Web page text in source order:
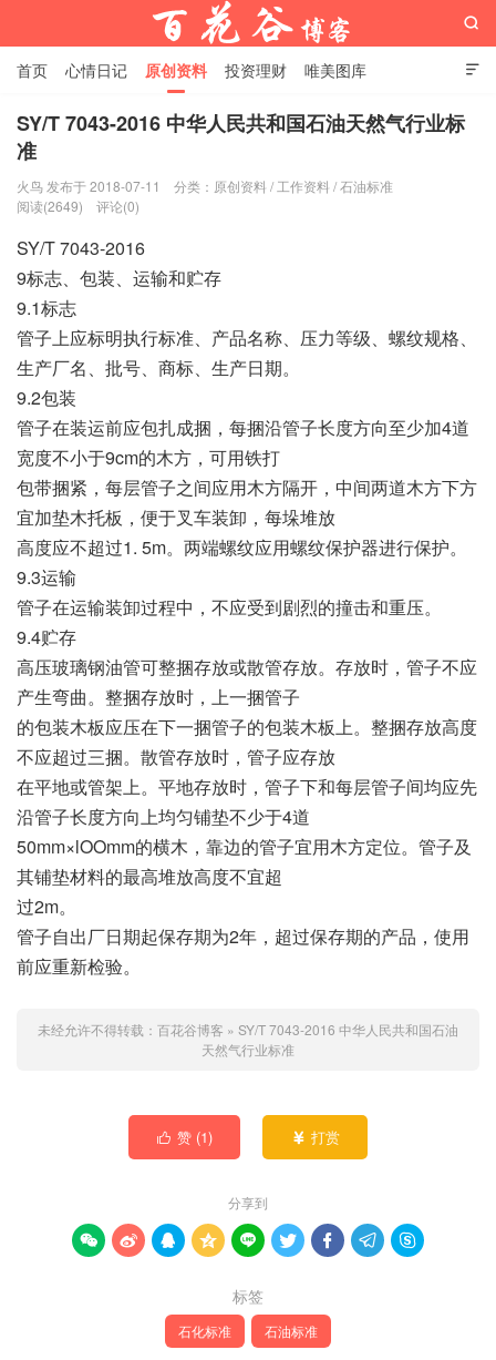
百花谷博客

首页 心情日记 原创资料 投资理财 唯美图库
影音视频 工作照片 Python代码

SY/T 7043-2016 中华人民共和国石油天然气行业标
准
火鸟 发布于 2018-07-11 分类： 原创资料 / 工作资料 /石油标准
阅读(2649)
评论(0)
SY/T 7043-2016
9标志、包装、运输和贮存
9.1标志
管子上应标明执行标准、产品名称、压力等级、螺纹规格、
生产厂名、批号、商标、生产日期。
9.2包装
管子在装运前应包扎成捆，每捆沿管子长度方向至少加4道
宽度不小于9cm的木方，可用铁打
包带捆紧，每层管子之间应用木方隔开，中间两道木方下方
宜加垫木托板，便于叉车装卸，每垛堆放
高度应不超过1. 5m。两端螺纹应用螺纹保护器进行保护。
9.3运输
管子在运输装卸过程中，不应受到剧烈的撞击和重压。
9.4贮存
高压玻璃钢油管可整捆存放或散管存放。存放时，管子不应
产生弯曲。整捆存放时，上一捆管子
的包装木板应压在下一捆管子的包装木板上。整捆存放高度
不应超过三捆。散管存放时，管子应存放
在平地或管架上。平地存放时，管子下和每层管子间均应先
沿管子长度方向上均匀铺垫不少于4道
50mm×lOOmm的横木，靠边的管子宜用木方定位。管子及
其铺垫材料的最高堆放高度不宜超
过2m。
管子自出厂日期起保存期为2年，超过保存期的产品，使用
前应重新检验。
未经允许不得转载： 百花谷博客 » SY/T 7043-2016 中华人民共和国石油
天然气行业标准
 赞 (1)  打赏
分享到
        
标签
石化标准 石油标准